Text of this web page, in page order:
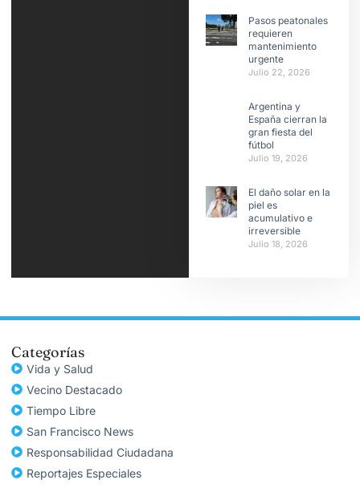
Pasos peatonales
requieren
mantenimiento
urgente
Julio 22, 2026
Argentina y
España cierran la
gran fiesta del
fútbol
Julio 19, 2026
El daño solar en la
piel es
acumulativo e
irreversible
Julio 18, 2026
Categorías
Vida y Salud
Vecino Destacado
Tiempo Libre
San Francisco News
Responsabilidad Ciudadana
Reportajes Especiales